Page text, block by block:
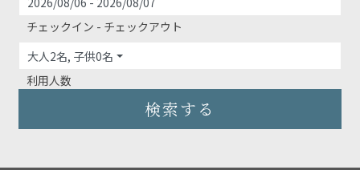
チェックイン - チェックアウト
大人2名, 子供0名
利用人数
検索する